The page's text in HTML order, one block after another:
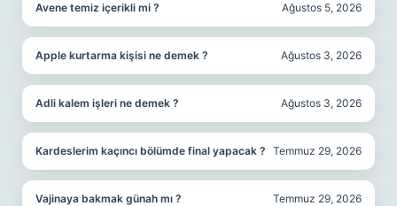
Avene temiz içerikli mi ? Ağustos 5, 2026
Apple kurtarma kişisi ne demek ? Ağustos 3, 2026
Adli kalem işleri ne demek ? Ağustos 3, 2026
Kardeslerim kaçıncı bölümde final yapacak ? Temmuz 29, 2026
Vajinaya bakmak günah mı ? Temmuz 29, 2026